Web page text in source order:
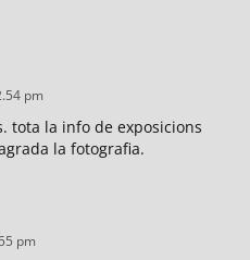
pm
tota la info de exposicions
la fotografia.
pm